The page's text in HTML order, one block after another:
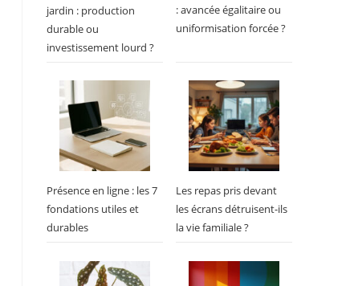
jardin : production
durable ou
investissement lourd ?
: avancée égalitaire ou
uniformisation forcée ?
Présence en ligne : les 7
fondations utiles et
durables
Les repas pris devant
les écrans détruisent-ils
la vie familiale ?